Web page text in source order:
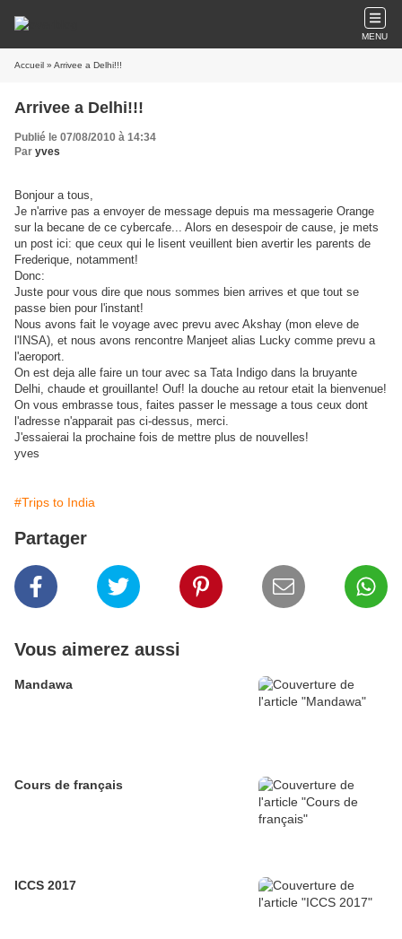
MENU
Accueil » Arrivee a Delhi!!!
Arrivee a Delhi!!!
Publié le 07/08/2010 à 14:34
Par yves
Bonjour a tous,
Je n'arrive pas a envoyer de message depuis ma messagerie Orange
sur la becane de ce cybercafe... Alors en desespoir de cause, je mets
un post ici: que ceux qui le lisent veuillent bien avertir les parents de
Frederique, notamment!
Donc:
Juste pour vous dire que nous sommes bien arrives et que tout se
passe bien pour l'instant!
Nous avons fait le voyage avec prevu avec Akshay (mon eleve de
l'INSA), et nous avons rencontre Manjeet alias Lucky comme prevu a
l'aeroport.
On est deja alle faire un tour avec sa Tata Indigo dans la bruyante
Delhi, chaude et grouillante! Ouf! la douche au retour etait la bienvenue!
On vous embrasse tous, faites passer le message a tous ceux dont
l'adresse n'apparait pas ci-dessus, merci.
J'essaierai la prochaine fois de mettre plus de nouvelles!
yves
#Trips to India
Partager
Vous aimerez aussi
Mandawa
Cours de français
ICCS 2017